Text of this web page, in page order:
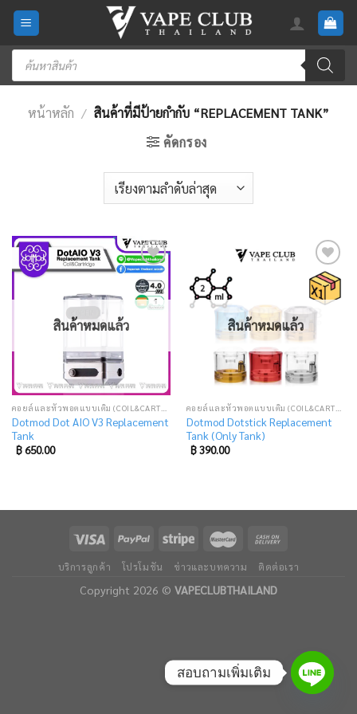
Skip
content
Products
search
หน้าหลัก / สินค้าที่มีป้ายกำกับ “REPLACEMENT TANK”
คัดกรอง
Add
to
wishlist
สินค้าหมดแล้ว
Dotmod Dot AIO V3 Replacement
Tank
฿650.00
Add
to
wishlist
สินค้าหมดแล้ว
Dotmod Dotstick Replacement
Tank (Only Tank)
฿390.00
บริการลูกค้า โปรโมชัน ข่าวและบทความ ติดต่อเรา
Copyright 2026 © VAPECLUBTHAILAND
สอบถามเพิ่มเติม